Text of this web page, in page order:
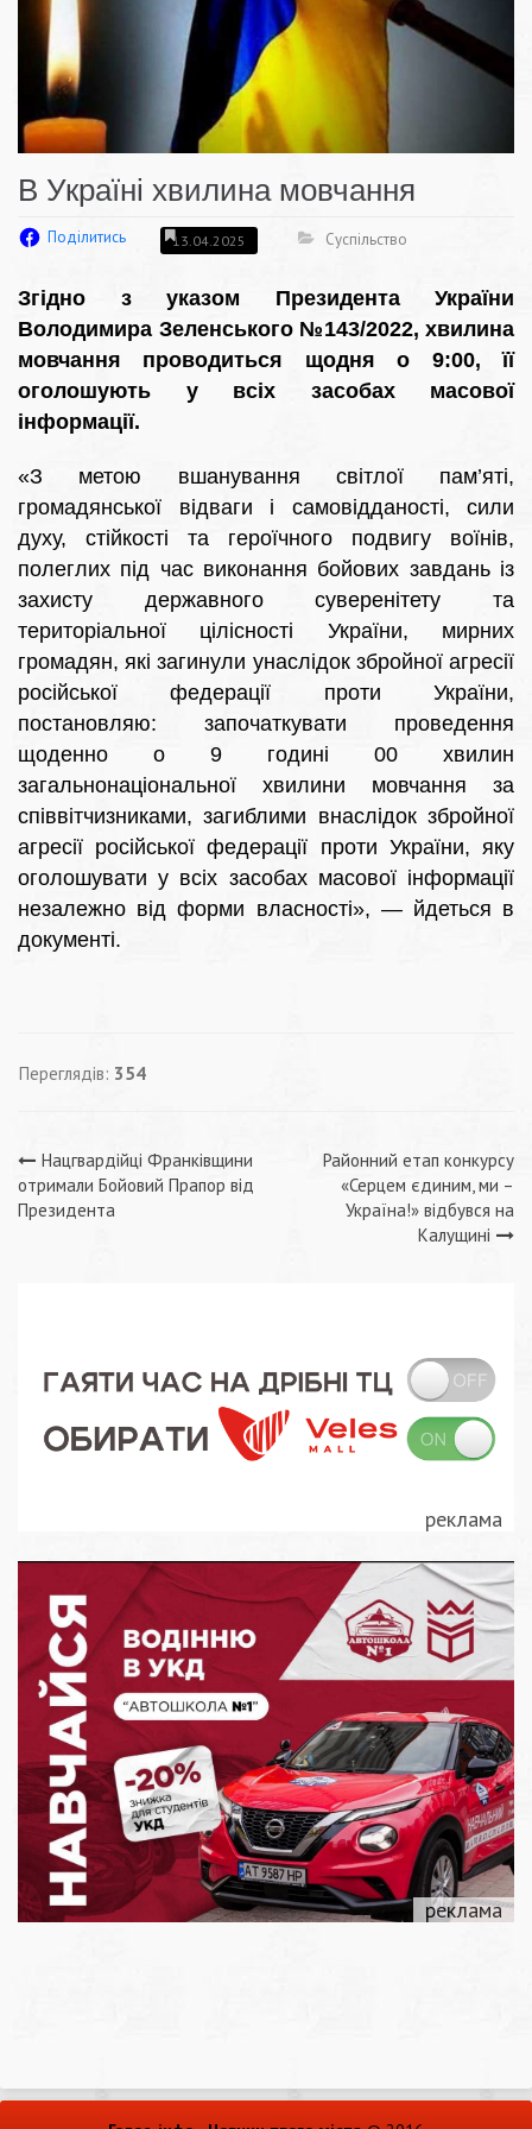
В Україні хвилина мовчання
Поділитись 13.04.2025 Суспільство
Згідно з указом Президента України
Володимира Зеленського №143/2022, хвилина
мовчання проводиться щодня о 9:00, її
оголошують у всіх засобах масової
інформації.
«З метою вшанування світлої пам’яті,
громадянської відваги і самовідданості, сили
духу, стійкості та героїчного подвигу воїнів,
полеглих під час виконання бойових завдань із
захисту державного суверенітету та
територіальної цілісності України, мирних
громадян, які загинули унаслідок збройної агресії
російської федерації проти України,
постановляю: започаткувати проведення
щоденно о 9 годині 00 хвилин
загальнонаціональної хвилини мовчання за
співвітчизниками, загиблими внаслідок збройної
агресії російської федерації проти України, яку
оголошувати у всіх засобах масової інформації
незалежно від форми власності», — йдеться в
документі.
Переглядів: 354
Навігація
записів
Нацгвардійці Франківщини
отримали Бойовий Прапор від
Президента
Районний етап конкурсу
«Серцем єдиним, ми –
Україна!» відбувся на
Калущині